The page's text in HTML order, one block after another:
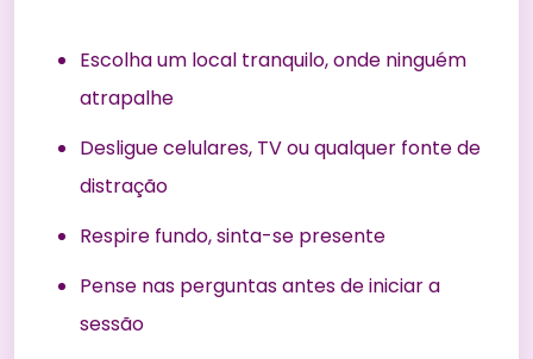
Escolha um local tranquilo, onde ninguém
atrapalhe
Desligue celulares, TV ou qualquer fonte de
distração
Respire fundo, sinta-se presente
Pense nas perguntas antes de iniciar a
sessão